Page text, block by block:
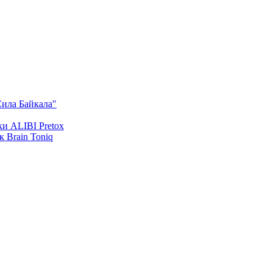
Байкала"
ALIBI Pretox
Brain Toniq